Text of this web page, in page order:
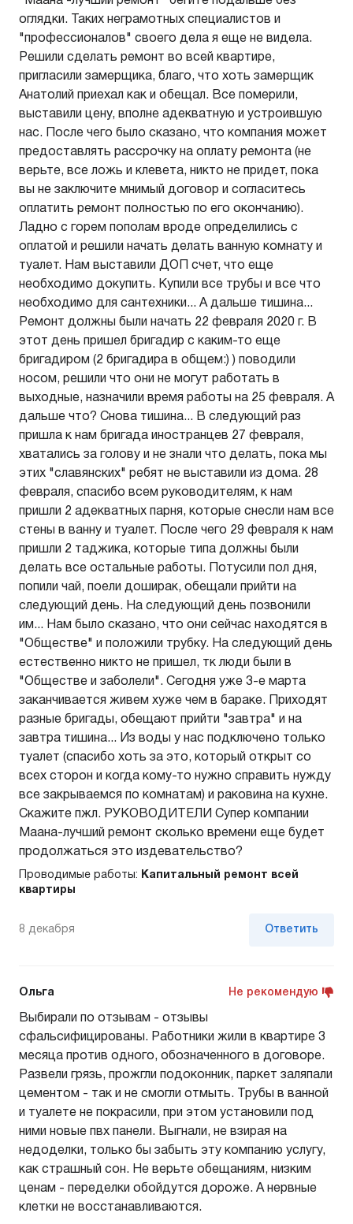
оглядки. Таких неграмотных специалистов и
"профессионалов" своего дела я еще не видела.
Решили сделать ремонт во всей квартире,
пригласили замерщика, благо, что хоть замерщик
Анатолий приехал как и обещал. Все померили,
выставили цену, вполне адекватную и устроившую
нас. После чего было сказано, что компания может
предоставлять рассрочку на оплату ремонта (не
верьте, все ложь и клевета, никто не придет, пока
вы не заключите мнимый договор и согласитесь
оплатить ремонт полностью по его окончанию).
Ладно с горем пополам вроде определились с
оплатой и решили начать делать ванную комнату и
туалет. Нам выставили ДОП счет, что еще
необходимо докупить. Купили все трубы и все что
необходимо для сантехники... А дальше тишина...
Ремонт должны были начать 22 февраля 2020 г. В
этот день пришел бригадир с каким-то еще
бригадиром (2 бригадира в общем:) ) поводили
носом, решили что они не могут работать в
выходные, назначили время работы на 25 февраля. А
дальше что? Снова тишина... В следующий раз
пришла к нам бригада иностранцев 27 февраля,
хватались за голову и не знали что делать, пока мы
этих "славянских" ребят не выставили из дома. 28
февраля, спасибо всем руководителям, к нам
пришли 2 адекватных парня, которые снесли нам все
стены в ванну и туалет. После чего 29 февраля к нам
пришли 2 таджика, которые типа должны были
делать все остальные работы. Потусили пол дня,
попили чай, поели доширак, обещали прийти на
следующий день. На следующий день позвонили
им... Нам было сказано, что они сейчас находятся в
"Обществе" и положили трубку. На следующий день
естественно никто не пришел, тк люди были в
"Обществе и заболели". Сегодня уже 3-е марта
заканчивается живем хуже чем в бараке. Приходят
разные бригады, обещают прийти "завтра" и на
завтра тишина... Из воды у нас подключено только
туалет (спасибо хоть за это, который открыт со
всех сторон и когда кому-то нужно справить нужду
все закрываемся по комнатам) и раковина на кухне.
Скажите пжл. РУКОВОДИТЕЛИ Супер компании
Маана-лучший ремонт сколько времени еще будет
продолжаться это издевательство?
Проводимые работы:
Капитальный ремонт всей
квартиры
8 декабря Ответить
Ольга Не рекомендую
Выбирали по отзывам - отзывы
сфальсифицированы. Работники жили в квартире 3
месяца против одного, обозначенного в договоре.
Развели грязь, прожгли подоконник, паркет заляпали
цементом - так и не смогли отмыть. Трубы в ванной
и туалете не покрасили, при этом установили под
ними новые пвх панели. Выгнали, не взирая на
недоделки, только бы забыть эту компанию услугу,
как страшный сон. Не верьте обещаниям, низким
ценам - переделки обойдутся дороже. А нервные
клетки не восстанавливаются.